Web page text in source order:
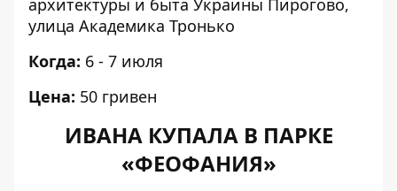
архитектуры и быта Украины Пирогово,
улица Академика Тронько
Когда: 6 - 7 июля
Цена: 50 гривен
ИВАНА КУПАЛА В ПАРКЕ
«ФЕОФАНИЯ»